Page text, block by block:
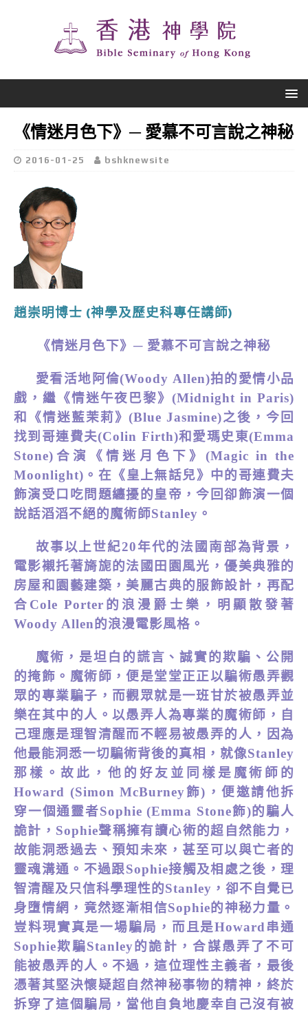
《情迷月色下》─ 愛慕不可言說之神秘
2016-01-25 bshknewsite
趙崇明博士 (神學及歷史科專任講師)
《情迷月色下》─ 愛慕不可言說之神秘
愛看活地阿倫(Woody Allen)拍的愛情小品
戲，繼《情迷午夜巴黎》 (Midnight in Paris)
和《情迷藍茉莉》 (Blue Jasmine)之後，今回
找到哥連費夫(Colin Firth)和 愛瑪史東(Emma
Stone) 合演
《情迷月色下》(Magic in the
Moonlight)。在 《 皇 上無話兒》 中的哥連費夫
飾演受口吃問題纏擾的皇帝，今回卻飾演一個
說話滔滔不絕的魔術師Stanley。
故事以上世紀20年代的法國 南部為背景，
電影襯托著旖旎的法國田 園 風光，優美典雅的
房屋和園藝建築，美麗古典的服飾設計 ，再配
合 Cole Porter 的浪漫爵士樂，
明顯散發著
Woody Allen的浪漫電影風格。
魔術，是坦白的謊言、誠實的欺騙、公開
的掩飾。魔術師，便是堂堂正正以騙術愚弄觀
眾的專業騙子，而觀眾就是一班甘於被愚弄並
樂在其中的人。以愚弄人為專業的魔術師，自
己理應是理智清醒而不輕易被愚弄的人 ，因為
他最能洞悉一切騙術背後的真相，就像Stanley
那樣。故此，他的好友並同樣是魔術師的
Howard (Simon McBurney飾)，便邀請他拆
穿一個通靈者Sophie (Emma Stone飾)的騙人
詭計，Sophie聲稱擁有讀心術的超自然能力，
故能洞悉過去、預知未來，甚至可以與亡者的
靈魂溝通。不過跟Sophie接觸及相處之後，理
智清醒及只信科學理性的Stanley，卻不自覺已
身墮情網，竟然逐漸相信Sophie的神秘力量。
豈料現實真是一場騙局，而且是Howard串通
Sophie欺騙Stanley的詭計，合謀愚弄了不可
能被愚弄的人。不過，這位理性主義者，最後
憑著其堅決懷疑超自然神秘事物的精神，終於
拆穿了這個騙局，當他自負地慶幸自己沒有被